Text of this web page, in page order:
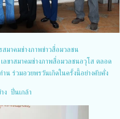
มาคมช่างภาพข่าวสื่อมวลชน
ลขาสมาคมช่างภาพสื่อมวลชนอวุโส ตลอด
น ร่วมอวยพรวันเกิดในครั้งนี้อย่างคับคั่ง
ง ปิ่นเกล้า